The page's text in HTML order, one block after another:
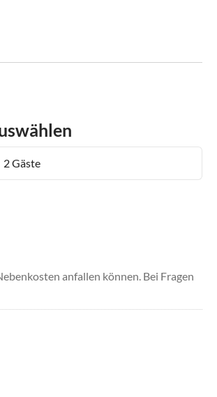
anfallen können. Bei Fragen